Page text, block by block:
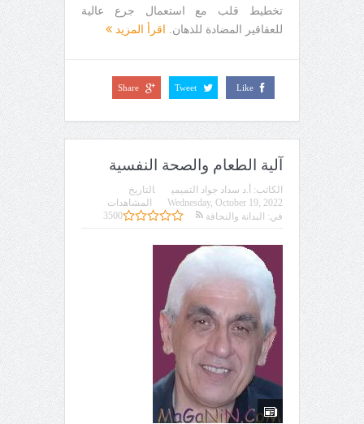
تخطيط قلب مع استعمال جرع عالية
للعقاقير المضادة للذهان.
اقرأ المزيد
Like
Tweet
Share
آلية الطعام والصحة النفسية
الكاتب: أ.د سداد جواد التميمي
التاريخ
Wednesday, October 19, 2022
في: البدانة والنحافة
المشاهدات
3500